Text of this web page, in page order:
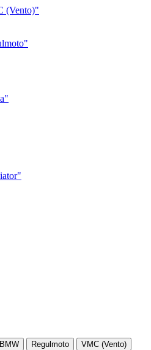
(Vento)"
BMW Regulmoto VMC (Vento)